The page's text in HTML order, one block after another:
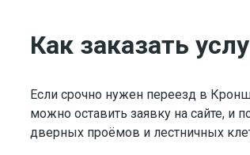
Как заказать
Если срочно нужен переезд в
можно оставить заявку на сайте, и
дверных проёмов и лестничных